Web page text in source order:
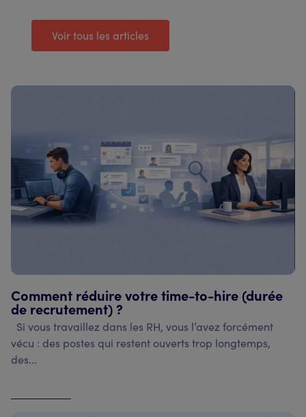
Voir tous les articles
Comment réduire votre time-to-hire (durée
de recrutement) ?
Si vous travaillez dans les RH, vous l’avez forcément
vécu : des postes qui restent ouverts trop longtemps,
des...